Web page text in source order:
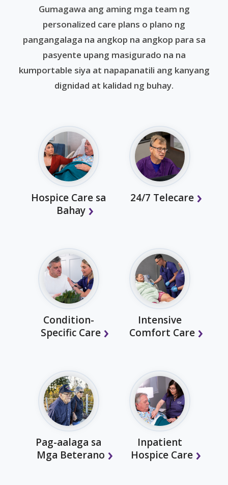
Gumagawa ang aming mga team ng
personalized care plans o plano ng
pangangalaga na angkop na angkop para sa
pasyente upang masigurado na na
kumportable siya at napapanatili ang kanyang
dignidad at kalidad ng buhay.
Hospice Care sa
Bahay
24/7 Telecare
Condition-
Specific Care
Intensive
Comfort Care
Pag-aalaga sa
Mga Beterano
Inpatient
Hospice Care